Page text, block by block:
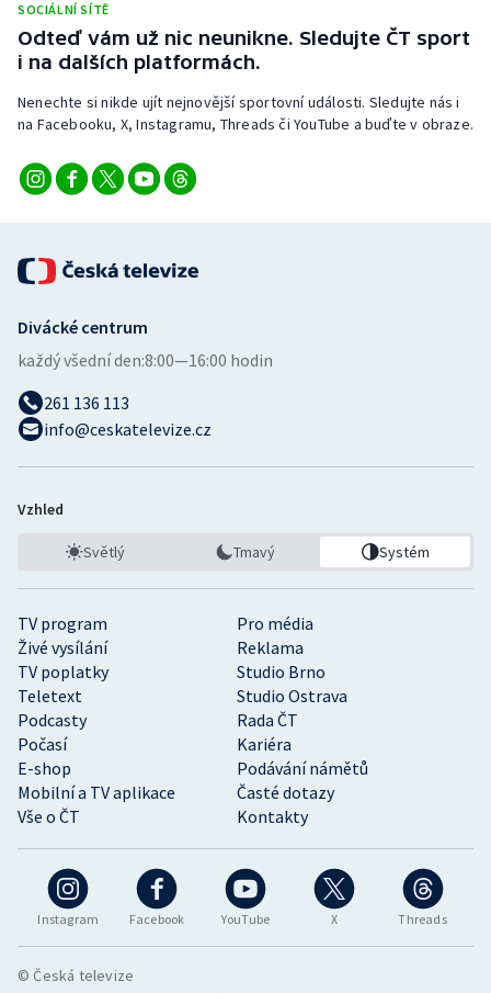
Stolní tenis
Veslování
Vodní slalom
Ostatní
SOCIÁLNÍ SÍTĚ
Odteď vám už nic neunikne. Sledujte ČT sport
i na dalších platformách.
Nenechte si nikde ujít nejnovější sportovní události. Sledujte nás i
na Facebooku, X, Instagramu, Threads či YouTube a buďte v obraze.
Instagram Facebook YouTube X Threads
TV program
Pro média
Živé vysílání
Reklama
TV poplatky
Studio Brno
Teletext
Studio Ostrava
Podcasty
Rada ČT
Počasí
Kariéra
E-shop
Podávání námětů
Mobilní a TV aplikace
Časté dotazy
Vše o ČT
Kontakty
Divácké centrum
každý všední den:8:00—16:00 hodin
261 136 113
info@ceskatelevize.cz
Vzhled
Světlý Tmavý Systém
© Česká televize